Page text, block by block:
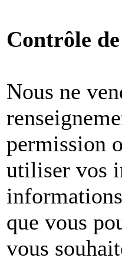
Contrôle
Nous ne
permission
utiliser vos
que vous
vous